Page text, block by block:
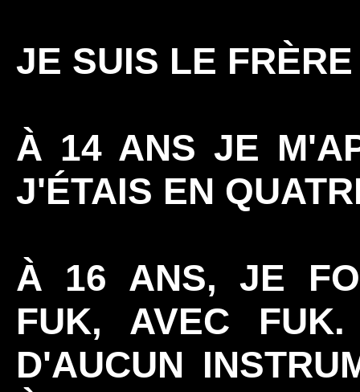
JE SUIS LE
À 14 ANS JE
J'ÉTAIS EN
À 16 ANS, JE
FUK, AVEC
D'AUCUN